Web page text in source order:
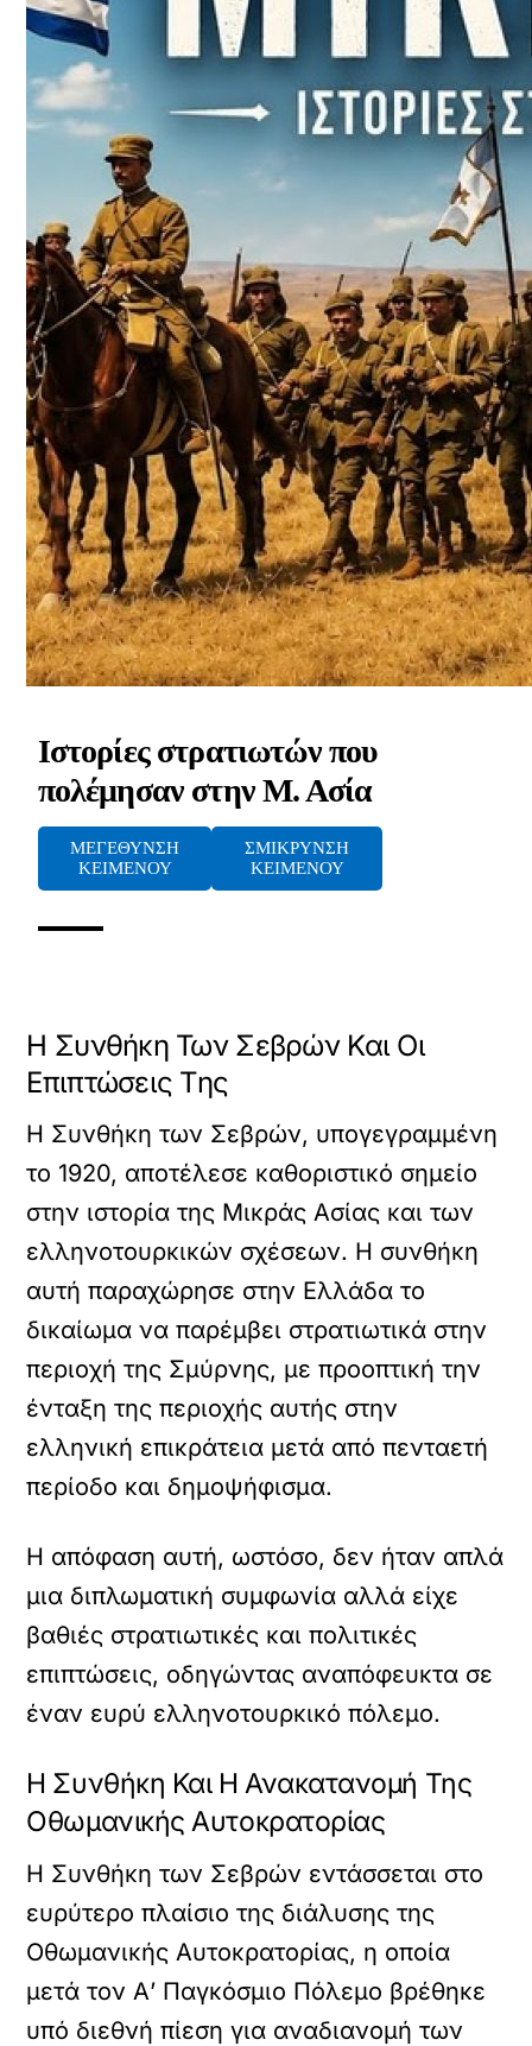
Ιστορίες στρατιωτών που
πολέμησαν στην Μ. Ασία
ΜΕΓΕΘΥΝΣΗ
ΚΕΙΜΕΝΟΥ
ΣΜΙΚΡΥΝΣΗ
ΚΕΙΜΕΝΟΥ
Η Συνθήκη Των Σεβρών Και Οι
Επιπτώσεις Της
Η Συνθήκη των Σεβρών, υπογεγραμμένη
το 1920, αποτέλεσε καθοριστικό σημείο
στην ιστορία της Μικράς Ασίας και των
ελληνοτουρκικών σχέσεων. Η συνθήκη
αυτή παραχώρησε στην Ελλάδα το
δικαίωμα να παρέμβει στρατιωτικά στην
περιοχή της Σμύρνης, με προοπτική την
ένταξη της περιοχής αυτής στην
ελληνική επικράτεια μετά από πενταετή
περίοδο και δημοψήφισμα.
Η απόφαση αυτή, ωστόσο, δεν ήταν απλά
μια διπλωματική συμφωνία αλλά είχε
βαθιές στρατιωτικές και πολιτικές
επιπτώσεις, οδηγώντας αναπόφευκτα σε
έναν ευρύ ελληνοτουρκικό πόλεμο.
Η Συνθήκη Και Η Ανακατανομή Της
Οθωμανικής Αυτοκρατορίας
Η Συνθήκη των Σεβρών εντάσσεται στο
ευρύτερο πλαίσιο της διάλυσης της
Οθωμανικής Αυτοκρατορίας, η οποία
μετά τον Α’ Παγκόσμιο Πόλεμο βρέθηκε
υπό διεθνή πίεση για αναδιανομή των